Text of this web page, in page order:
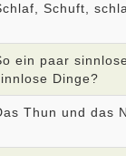
Schuft,
ein paar
Dinge?
Thun und das